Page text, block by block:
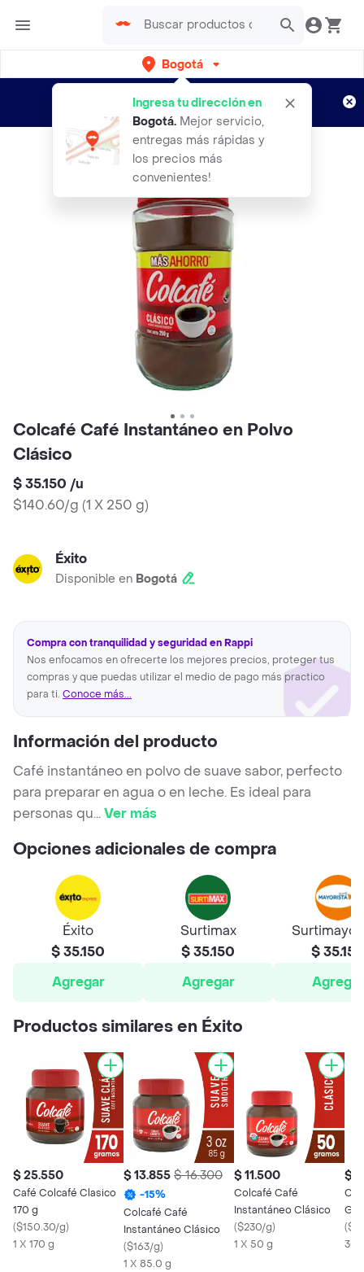
Bogotá
Ingresa tu dirección en
Bogotá. Mejor servicio,
entregas más rápidas y
los precios más
convenientes!
envíos gratis por semanas
Aplican TyC
Colcafé Café Instantáneo en Polvo
Clásico
$ 35.150 /u
$140.60/g (1 X 250 g)
Éxito
Disponible en Bogotá
Compra con tranquilidad y seguridad en Rappi
Nos enfocamos en ofrecerte los mejores precios, proteger tus
compras y que puedas utilizar el medio de pago más practico
para ti. Conoce más...
Información del producto
Café instantáneo en polvo de suave sabor, perfecto
para preparar en agua o en leche. Es ideal para
personas qu...Ver más
Opciones adicionales de compra
Éxito
$ 35.150
Agregar
Surtimax
$ 35.150
Agregar
$ 35.150
Agregar
Productos similares en Éxito
$ 25.550
Café Colcafé Clasico
170 g
($150.30/g)
1 X 170 g
$ 13.855 $ 16.300
-15%
Colcafé Café
Instantáneo Clásico
($163/g)
1 X 85.0 g
$ 11.500
Colcafé Café
Instantáneo Clásico
($230/g)
1 X 50 g
$
(